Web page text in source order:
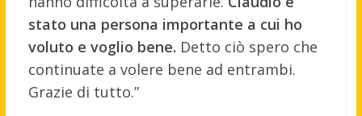
stato una persona importante a cui ho
voluto e voglio bene. Detto ciò spero che
continuate a volere bene ad entrambi.
Grazie di tutto.”